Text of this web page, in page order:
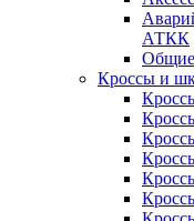
АТКК
Общие
Кроссы и